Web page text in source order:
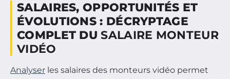
SALAIRES, OPPORTUNITÉS ET
ÉVOLUTIONS : DÉCRYPTAGE
COMPLET DUSALAIRE MONTEUR
VIDÉO
Analyser les salaires des monteurs vidéo permet